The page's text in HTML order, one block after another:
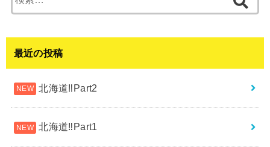
索:
最近の投稿
北海道‼︎Part2
北海道‼︎Part1